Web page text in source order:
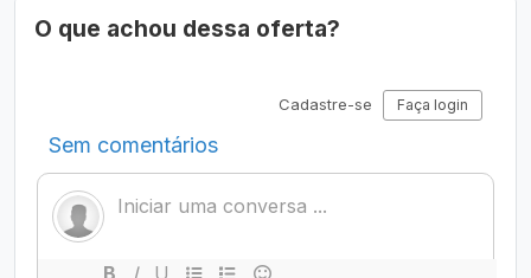
O que achou dessa oferta?